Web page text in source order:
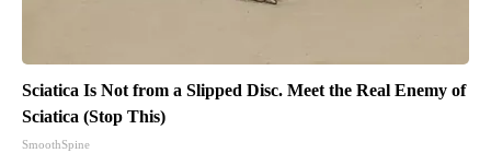
Sciatica Is Not from a Slipped Disc. Meet the Real Enemy of
Sciatica (Stop This)
SmoothSpine